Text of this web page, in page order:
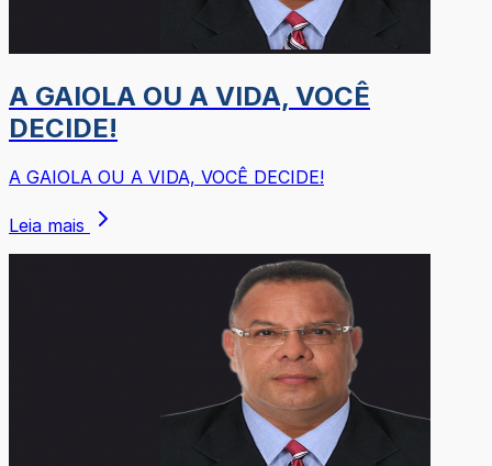
A GAIOLA OU A VIDA, VOCÊ
DECIDE!
A GAIOLA OU A VIDA, VOCÊ DECIDE!
Leia mais